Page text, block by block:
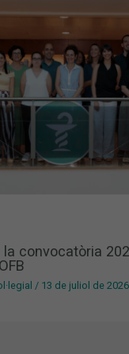
la convocatòria
/ 13 de juliol de 2026